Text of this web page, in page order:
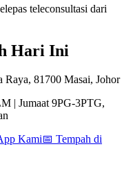
teleconsultasi dari
Hari Ini
Raya, 81700 Masai, Johor
| Jumaat 9PG-3PTG,
Kami📅 Tempah di